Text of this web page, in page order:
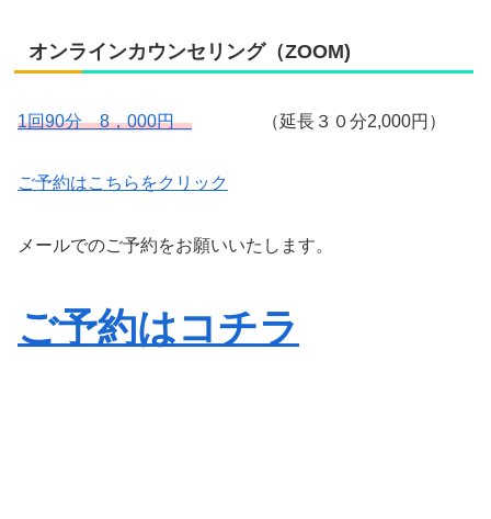
オンラインカウンセリング（ZOOM)
1回90分 8，000円 （延長３０分2,000円）
ご予約はこちらをクリック
メールでのご予約をお願いいたします。
ご予約はコチラ